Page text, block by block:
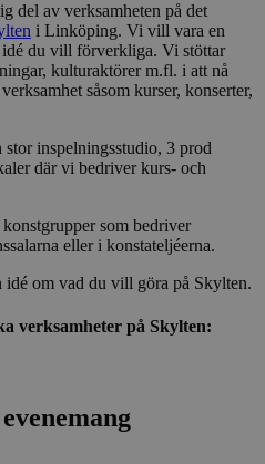
del av verksamheten på det
i Linköping. Vi vill vara en
du vill förverkliga. Vi stöttar
kulturaktörer m.fl. i att nå
såsom kurser, konserter,
inspelningsstudio, 3 prod
där vi bedriver kurs- och
som bedriver
eller i konstateljéerna.
idé om vad du vill göra på Skylten.
verksamheter på Skylten: